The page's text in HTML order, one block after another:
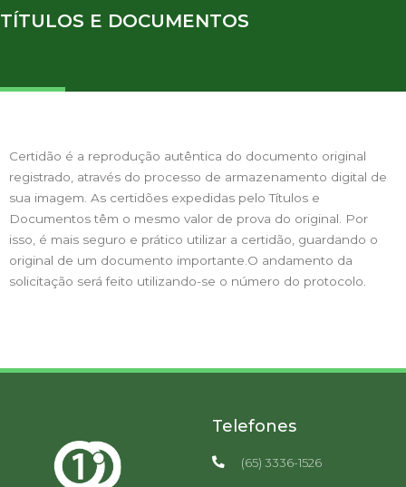
TÍTULOS E DOCUMENTOS
Certidão é a reprodução autêntica do documento original
registrado, através do processo de armazenamento digital de
sua imagem. As certidões expedidas pelo Títulos e
Documentos têm o mesmo valor de prova do original. Por
isso, é mais seguro e prático utilizar a certidão, guardando o
original de um documento importante.O andamento da
solicitação será feito utilizando-se o número do protocolo.
Telefones
(65) 3336-1526